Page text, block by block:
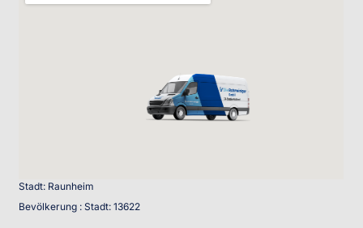
Stadt: Raunheim
Bevölkerung : Stadt: 13622